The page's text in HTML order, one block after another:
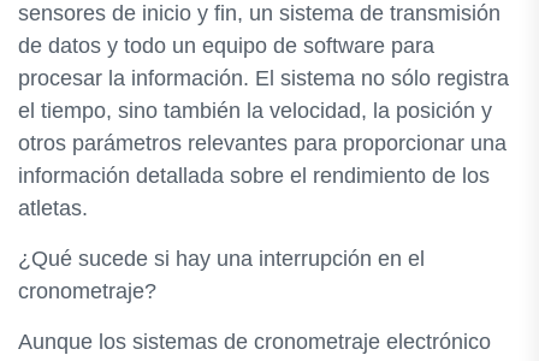
sensores de inicio y fin, un sistema de transmisión
de datos y todo un equipo de software para
procesar la información. El sistema no sólo registra
el tiempo, sino también la velocidad, la posición y
otros parámetros relevantes para proporcionar una
información detallada sobre el rendimiento de los
atletas.
¿Qué sucede si hay una interrupción en el
cronometraje?
Aunque los sistemas de cronometraje electrónico